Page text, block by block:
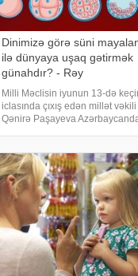
Dinimizə görə süni
ilə dünyaya uşaq gətirmək
günahdır? - Rəy
Milli Məclisin iyunun 13-də
iclasında çıxış edən millət vəkili
Qənirə Paşayeva
Millət vəkili "Reproduktiv
haqqında"